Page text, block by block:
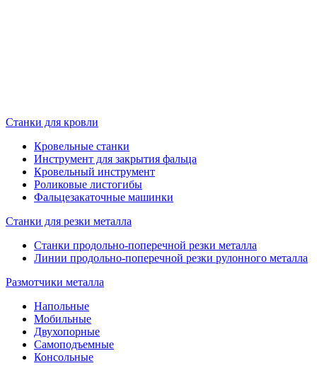
Станки для кровли
Кровельные станки
Инструмент для закрытия фальца
Кровельный инструмент
Роликовые листогибы
Фальцезакаточные машинки
Станки для резки металла
Станки продольно-поперечной резки металла
Линии продольно-поперечной резки рулонного металла
Размотчики металла
Напольные
Мобильные
Двухопорные
Самоподъемные
Консольные